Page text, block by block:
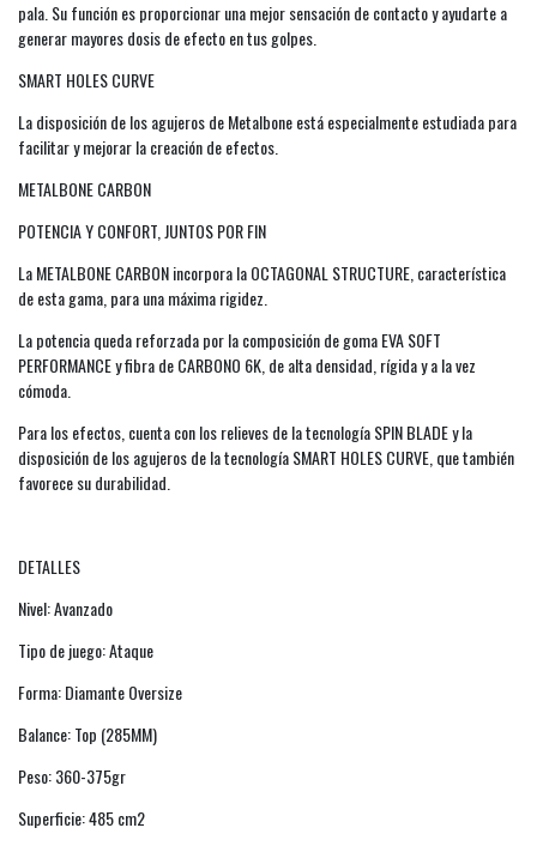
pala. Su función es proporcionar una mejor sensación de contacto y ayudarte a
generar mayores dosis de efecto en tus golpes.
SMART HOLES CURVE
La disposición de los agujeros de Metalbone está especialmente estudiada para
facilitar y mejorar la creación de efectos.
METALBONE CARBON
POTENCIA Y CONFORT, JUNTOS POR FIN
La METALBONE CARBON incorpora la OCTAGONAL STRUCTURE, característica
de esta gama, para una máxima rigidez.
La potencia queda reforzada por la composición de goma EVA SOFT
PERFORMANCE y fibra de CARBONO 6K, de alta densidad, rígida y a la vez
cómoda.
Para los efectos, cuenta con los relieves de la tecnología SPIN BLADE y la
disposición de los agujeros de la tecnología SMART HOLES CURVE, que también
favorece su durabilidad.
DETALLES
Nivel: Avanzado
Tipo de juego: Ataque
Forma: Diamante Oversize
Balance: Top (285MM)
Peso: 360-375gr
Superficie: 485 cm2